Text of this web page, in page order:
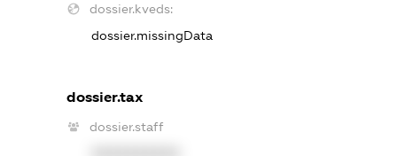
dossier.kveds:
dossier.missingData
dossier.tax
dossier.staff